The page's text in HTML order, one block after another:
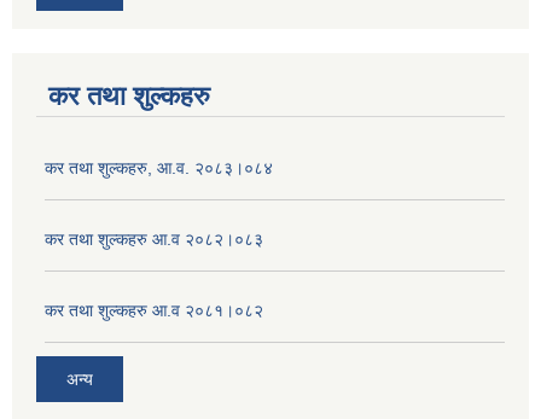
कर तथा शुल्कहरु
कर तथा शुल्कहरु, आ.व. २०८३।०८४
कर तथा शुल्कहरु आ.व २०८२।०८३
कर तथा शुल्कहरु आ.व २०८१।०८२
अन्य